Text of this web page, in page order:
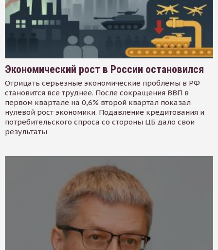
Экономический рост в России остановился
Отрицать серьезные экономические проблемы в РФ
становится все труднее. После сокращения ВВП в
первом квартале на 0,6% второй квартал показал
нулевой рост экономики. Подавление кредитования и
потребительского спроса со стороны ЦБ дало свои
результаты